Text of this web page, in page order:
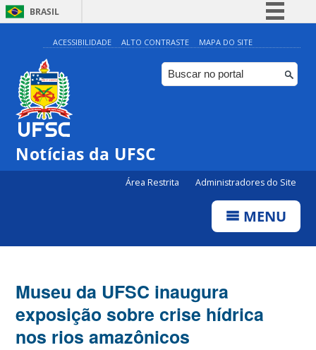
BRASIL
Simplifique!
Comunica BR
Participe
ACESSIBILIDADE ALTO CONTRASTE MAPA DO SITE
Notícias da UFSC
Área Restrita Administradores do Site
MENU
Museu da UFSC inaugura
exposição sobre crise hídrica
nos rios amazônicos